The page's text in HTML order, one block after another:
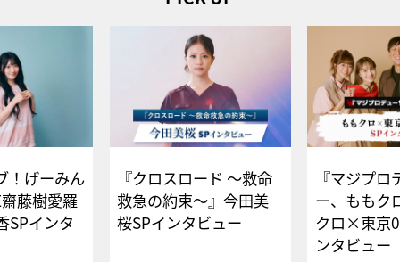
！げーみん
藤樹愛羅
SPインタ
『クロスロード ～救命
救急の約束～』今田美
桜SPインタビュー
『マジプロ
ー、ももク
クロ×東京
ンタビュー